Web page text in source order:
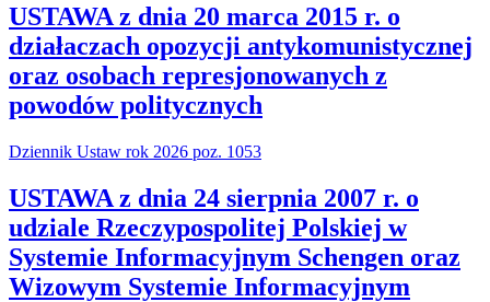
USTAWA z dnia 20 marca 2015 r. o
działaczach opozycji antykomunistycznej
oraz osobach represjonowanych z
powodów politycznych
Dziennik Ustaw rok 2026 poz. 1053
USTAWA z dnia 24 sierpnia 2007 r. o
udziale Rzeczypospolitej Polskiej w
Systemie Informacyjnym Schengen oraz
Wizowym Systemie Informacyjnym